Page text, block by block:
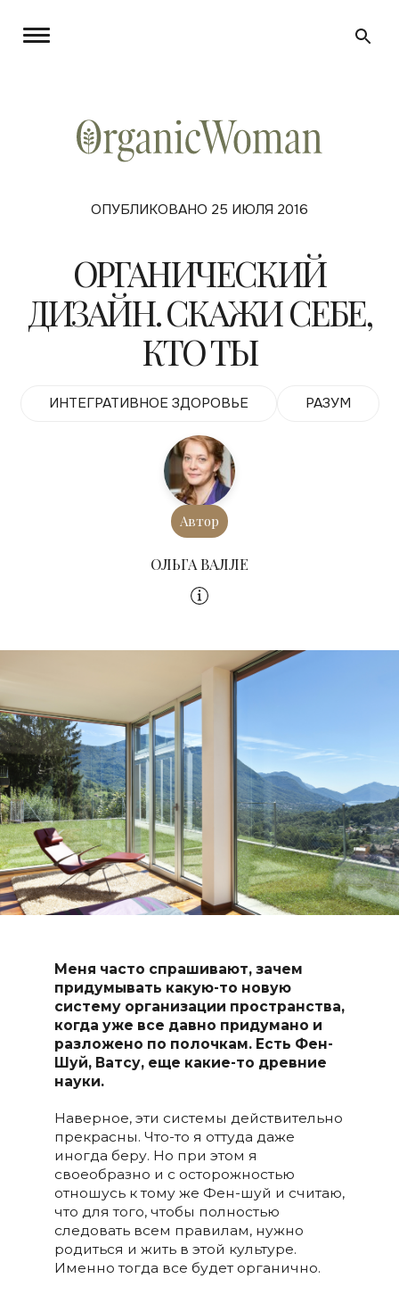
ОПУБЛИКОВАНО 25 ИЮЛЯ 2016
ОРГАНИЧЕСКИЙ
ДИЗАЙН. СКАЖИ СЕБЕ,
КТО ТЫ
ИНТЕГРАТИВНОЕ ЗДОРОВЬЕ РАЗУМ
Автор
ОЛЬГА ВАЛЛЕ
Меня часто спрашивают, зачем
придумывать какую-то новую
систему организации пространства,
когда уже все давно придумано и
разложено по полочкам. Есть Фен-
Шуй, Ватсу, еще какие-то древние
науки.
Наверное, эти системы действительно
прекрасны. Что-то я оттуда даже
иногда беру. Но при этом я
своеобразно и с осторожностью
отношусь к тому же Фен-шуй и считаю,
что для того, чтобы полностью
следовать всем правилам, нужно
родиться и жить в этой культуре.
Именно тогда все будет органично.